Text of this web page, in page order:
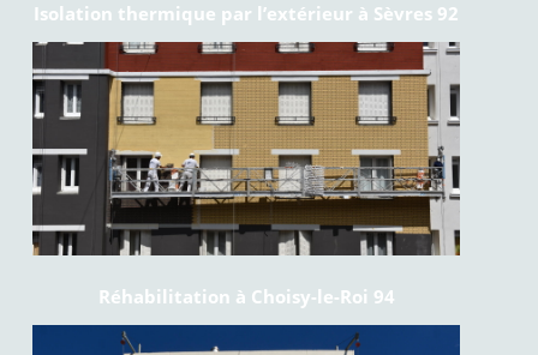
Isolation thermique par l’extérieur à Sèvres 92
Réhabilitation à Choisy-le-Roi 94